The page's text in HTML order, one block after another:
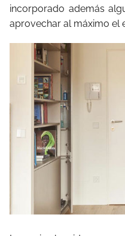
incorporado además
aprovechar al máximo el